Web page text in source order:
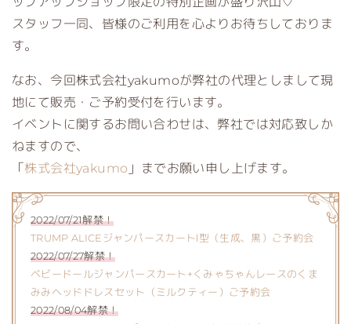
スタッフ一同、皆様のご利用を心よりお待ちしておりま
す。
なお、今回株式会社yakumoが弊社の代理としまして現
地にて販売・ご予約受付を行います。
イベントに関するお問い合わせは、弊社では対応致しか
ねますので、
「株式会社yakumo 」までお願い申し上げます。
2022/07/21解禁！
TRUMP ALICEジャンパースカートⅠ型（生成、黒）ご予約会
2022/07/27解禁！
ベビードールジャンパースカート+くみゃちゃんレースのくま
みみヘッドドレスセット（ミルクティー）ご予約会
2022/08/04解禁！